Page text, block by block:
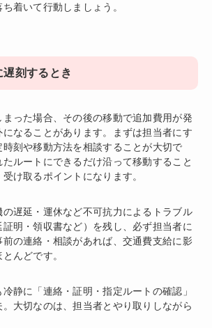
着いて行動しましょう。
刻するとき
まった場合、その後の移動で追加費用が発
なることがあります。まずは担当者にす
時刻や移動方法を相談することが大切で
ルートにできるだけ沿って移動すること
け取るポイントになります。
遅延・運休など不可抗力によるトラブル
明・領収書など）を残し、必ず担当者に
の連絡・相談があれば、交通費支給に影
んどです。
冷静に「連絡・証明・指定ルートの確認」
大切なのは、担当者とやり取りしながら